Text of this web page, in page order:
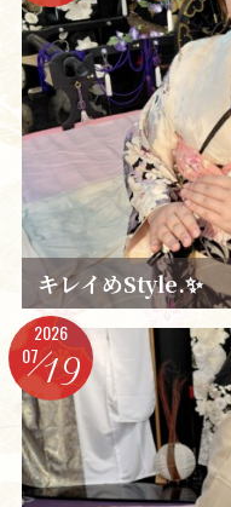
キレイめStyle.✨️
2026
0719